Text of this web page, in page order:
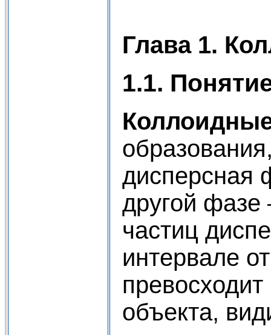
Глава 1.
1.1.
дисперсная
другой фазе
частиц
интервале
объекта,